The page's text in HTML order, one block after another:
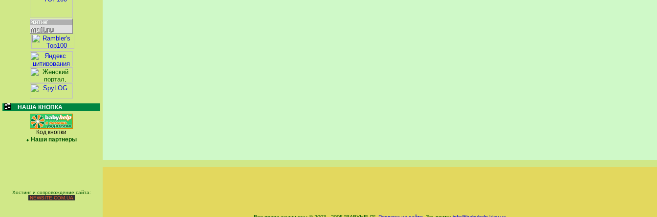
НАША КНОПКА
Код кнопки
Наши партнеры
Хостинг и сопровождение сайта:
NEWSITE.COM.UA